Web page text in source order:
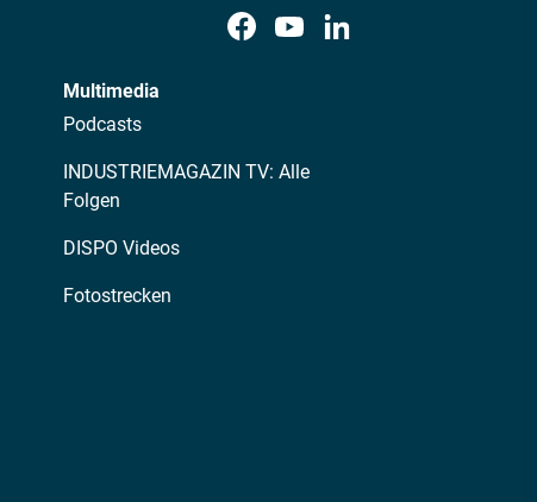
Multimedia
Podcasts
INDUSTRIEMAGAZIN TV: Alle
Folgen
DISPO Videos
Fotostrecken